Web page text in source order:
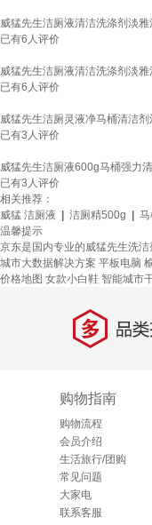
威猛先生洁厕液清洁洗涤剂淡
已有6 人评价
威猛先生洁厕液清洁洗涤剂淡
已有6 人评价
威猛先生洁厕灵液净马桶清洁
已有3 人评价
威猛先生洁厕液600g马桶强力
已有3 人评价
相关推荐：
威猛 洁厕液
洁厕精500g 马
温馨提示
京东是国内专业的威猛先生洗
城市大数据解决方案 平板电脑
价格地图 女款小白鞋 智能城市
多 品类
购物指南
购物流程
会员介绍
生活旅行/团购
常见问题
大家电
联系客服